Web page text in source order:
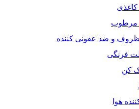
مرطوب
ظروف و ضد عفونی کننده
فرنگی
کن
هوا